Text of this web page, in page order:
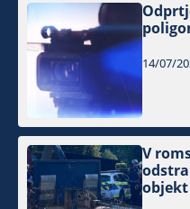
14/07/
V
objekt